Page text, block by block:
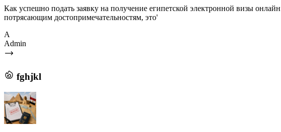
Как успешно подать заявку на получение египетской электронной визы
потрясающим достопримечательностям, это'
A
Admin
fghjkl